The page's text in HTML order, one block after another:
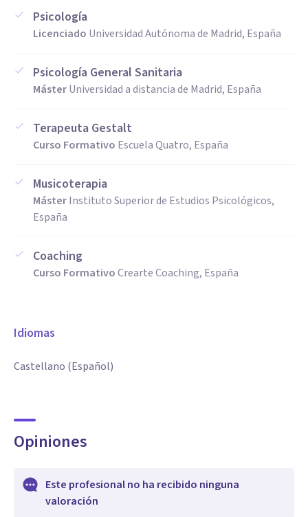
Psicología
Licenciado Universidad Autónoma de Madrid, España
Psicología General Sanitaria
MásterUniversidad a distancia de Madrid, España
Terapeuta Gestalt
Curso Formativo Escuela Quatro, España
Musicoterapia
MásterInstituto Superior de Estudios Psicológicos,
España
Coaching
Curso FormativoCrearte Coaching, España
Idiomas
Castellano (Español)
Opiniones
Este profesional no ha recibido ninguna
valoración